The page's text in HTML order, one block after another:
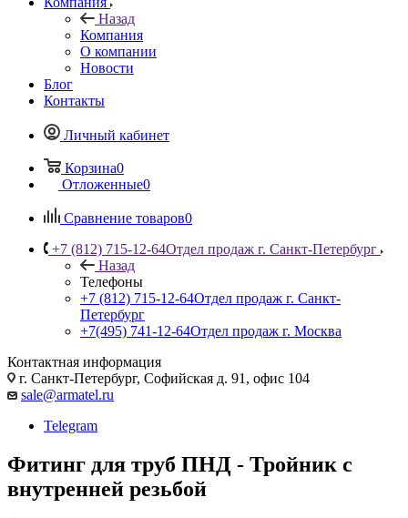
Назад
Компания
О компании
Новости
Блог
Контакты
Личный кабинет
Корзина0
Отложенные0
Сравнение товаров0
+7 (812) 715-12-64Отдел продаж г. Санкт-Петербург
Назад
Телефоны
+7 (812) 715-12-64Отдел продаж г. Санкт-
Петербург
+7(495) 741-12-64Отдел продаж г. Москва
Контактная информация
г. Санкт-Петербург, Софийская д. 91, офис 104
sale@armatel.ru
Telegram
Фитинг для труб ПНД - Тройник с
внутренней резьбой